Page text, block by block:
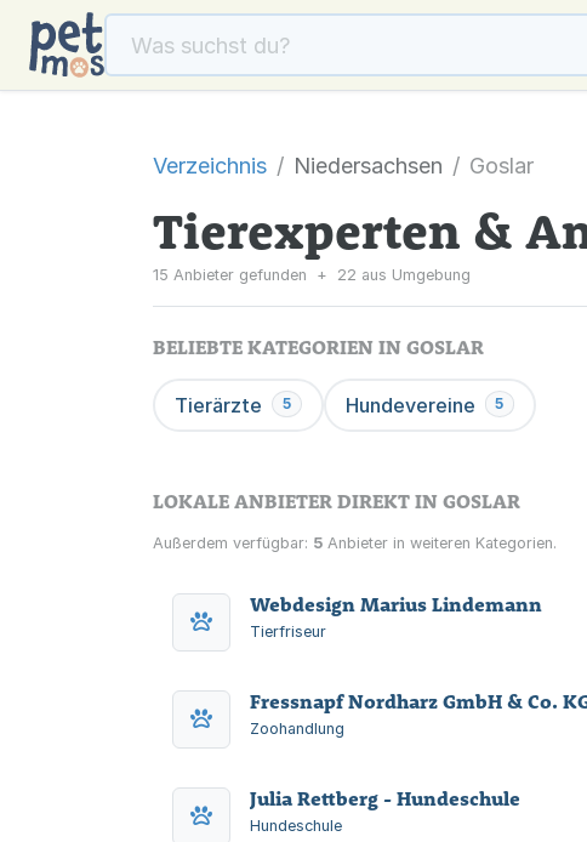
Verzeichnis Niedersachsen Goslar
Tierexperten &
15 Anbieter gefunden + 22 aus Umgebung
BELIEBTE KATEGORIEN IN GOSLAR
Tierärzte 5 Hundevereine 5
LOKALE ANBIETER DIREKT IN GOSLAR
Außerdem verfügbar: 5 Anbieter in weiteren Kategorien.
Webdesign Marius Lindemann
Tierfriseur
Fressnapf Nordharz GmbH & Co.
Zoohandlung
Julia Rettberg - Hundeschule
Hundeschule